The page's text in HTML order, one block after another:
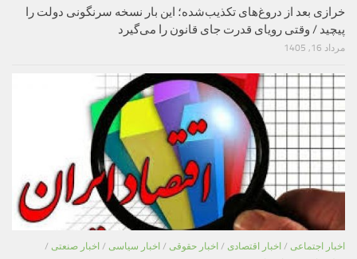
خرازی بعد از دروغ‌های تکذیب‌شده؛ این بار نسخه سرنگونی دولت را
پیچید / وقتی رویای قدرت جای قانون را می‌گیرد
مرداد 16, 1405
اخبار اجتماعی / اخبار اقتصادی / اخبار حقوقی / اخبار سیاسی / اخبار صنعتی /